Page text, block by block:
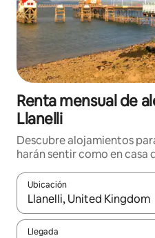
Renta mensual de
Llanelli
Descubre alojamientos
harán sentir como en casa
Ubicación
Cuando los resultados
Llegada